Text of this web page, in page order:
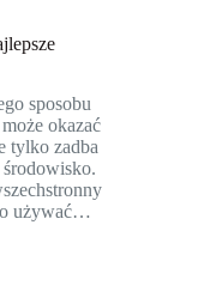
sposobu
okazać
tylko zadba
używać…